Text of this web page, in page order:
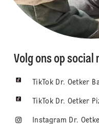
Volg ons op social
TikTok Dr. Oetker
TikTok Dr. Oetker
Instagram Dr.